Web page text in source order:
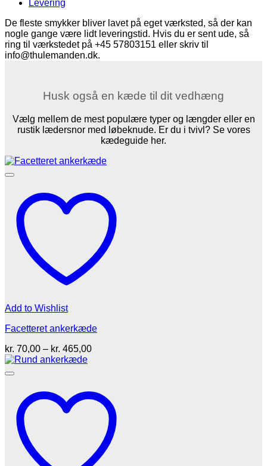
antal
Levering
De fleste smykker bliver lavet på eget værksted, så der kan
nogle gange være lidt leveringstid. Hvis du er sent ude, så
ring til værkstedet på +45 57803151 eller skriv til
info@thulemanden.dk.
Husk også en kæde til dit vedhæng
Vælg mellem de mest populære typer og længder eller en
rustik lædersnor med løbeknude. Er du i tvivl? Se vores
kædeguide her.
Add to Wishlist
Facetteret ankerkæde
kr. 70,00 – kr. 465,00Prisinterval: